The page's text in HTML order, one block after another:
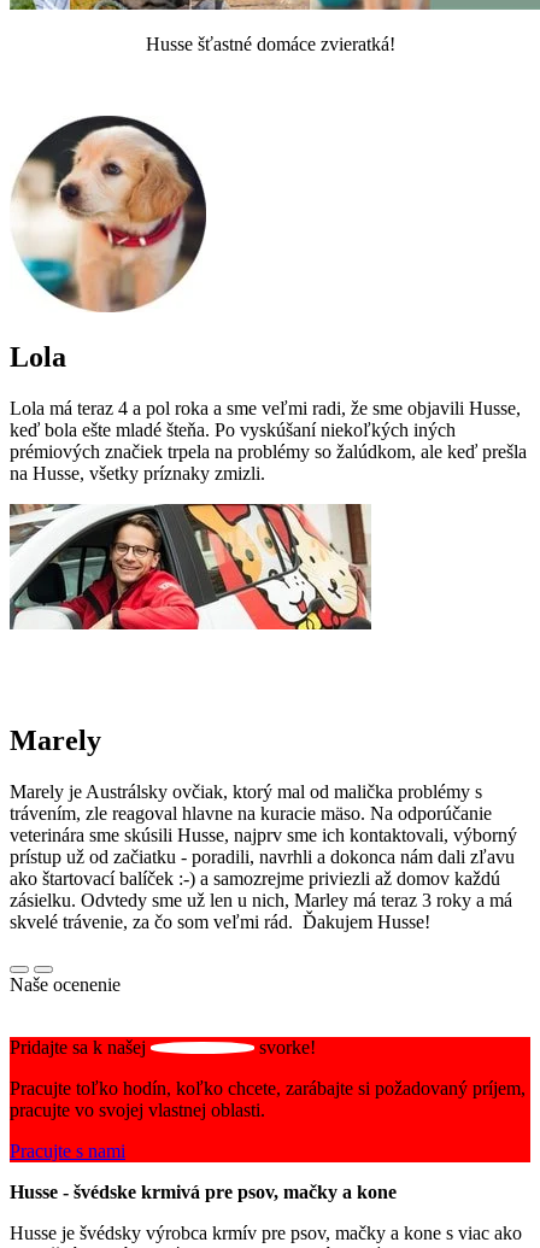
Husse šťastné domáce zvieratká!
Lola
Lola má teraz 4 a pol roka a sme veľmi radi, že sme objavili Husse,
keď bola ešte mladé šteňa. Po vyskúšaní niekoľkých iných
prémiových značiek trpela na problémy so žalúdkom, ale keď prešla
na Husse, všetky príznaky zmizli.
Marely
Marely je Austrálsky ovčiak, ktorý mal od malička problémy s
trávením, zle reagoval hlavne na kuracie mäso. Na odporúčanie
veterinára sme skúsili Husse, najprv sme ich kontaktovali, výborný
prístup už od začiatku - poradili, navrhli a dokonca nám dali zľavu
ako štartovací balíček :-) a samozrejme priviezli až domov každú
zásielku. Odvtedy sme už len u nich, Marley má teraz 3 roky a má
skvelé trávenie, za čo som veľmi rád. Ďakujem Husse!
Naše ocenenie
Pridajte sa k našej
svorke!
Pracujte toľko hodín, koľko chcete, zarábajte si požadovaný príjem,
pracujte vo svojej vlastnej oblasti.
Pracujte s nami
Husse - švédske krmivá pre psov, mačky a kone
Husse je švédsky výrobca krmív pre psov, mačky a kone s viac ako